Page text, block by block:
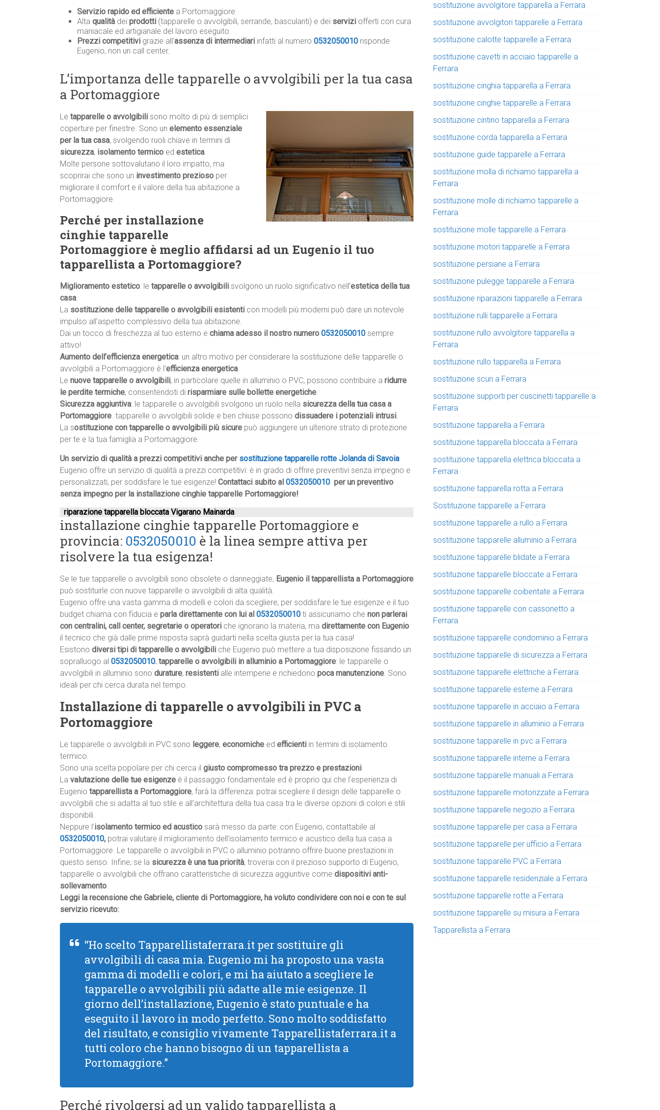
Servizio rapido ed efficiente a Portomaggiore.
Alta qualità dei prodotti (tapparelle o avvolgibili, serrande, basculanti) e dei servizi offerti con cura
maniacale ed artigianale del lavoro eseguito.
Prezzi competitivi grazie all’assenza di intermediari infatti al numero 0532050010 risponde
Eugenio, non un call center.
L’importanza delle tapparelle o avvolgibili per la tua casa
a Portomaggiore
Le tapparelle o avvolgibili sono molto di più di semplici
coperture per finestre. Sono un elemento essenziale
per la tua casa, svolgendo ruoli chiave in termini di
sicurezza, isolamento termico ed estetica.
Molte persone sottovalutano il loro impatto, ma
scoprirai che sono un investimento prezioso per
migliorare il comfort e il valore della tua abitazione a
Portomaggiore.
Perché per installazione
cinghie tapparelle
Portomaggiore è meglio affidarsi ad un Eugenio il tuo
tapparellista a Portomaggiore?
Miglioramento estetico: le tapparelle o avvolgibili svolgono un ruolo significativo nell’estetica della tua
casa.
La sostituzione delle tapparelle o avvolgibili esistenti con modelli più moderni può dare un notevole
impulso all’aspetto complessivo della tua abitazione.
Dai un tocco di freschezza al tuo esterno e chiama adesso il nostro numero 0532050010 sempre
attivo!
Aumento dell’efficienza energetica: un altro motivo per considerare la sostituzione delle tapparelle o
avvolgibili a Portomaggiore è l’efficienza energetica.
Le nuove tapparelle o avvolgibili, in particolare quelle in alluminio o PVC, possono contribuire a ridurre
le perdite termiche, consentendoti di risparmiare sulle bollette energetiche.
Sicurezza aggiuntiva: le tapparelle o avvolgibili svolgono un ruolo nella sicurezza della tua casa a
Portomaggiore. tapparelle o avvolgibili solide e ben chiuse possono dissuadere i potenziali intrusi.
La sostituzione con tapparelle o avvolgibili più sicure può aggiungere un ulteriore strato di protezione
per te e la tua famiglia a Portomaggiore.
Un servizio di qualità a prezzi competitivi anche per sostituzione tapparelle rotte Jolanda di Savoia
Eugenio offre un servizio di qualità a prezzi competitivi: è in grado di offrire preventivi senza impegno e
personalizzati, per soddisfare le tue esigenze! Contattaci subito al 0532050010 per un preventivo
senza impegno per la installazione cinghie tapparelle Portomaggiore!
riparazione tapparella bloccata Vigarano Mainarda
installazione cinghie tapparelle Portomaggiore e
provincia: 0532050010 è la linea sempre attiva per
risolvere la tua esigenza!
Se le tue tapparelle o avvolgibili sono obsolete o danneggiate, Eugenio il tapparellista a Portomaggiore
può sostituirle con nuove tapparelle o avvolgibili di alta qualità.
Eugenio offre una vasta gamma di modelli e colori da scegliere, per soddisfare le tue esigenze e il tuo
budget chiama con fiducia e parla direttamente con lui al 0532050010 ti assicuriamo che non parlerai
con centralini, call center, segretarie o operatori che ignorano la materia, ma direttamente con Eugenio
il tecnico che già dalle prime risposta saprà guidarti nella scelta giusta per la tua casa!
Esistono diversi tipi di tapparelle o avvolgibili che Eugenio può mettere a tua disposizione fissando un
sopralluogo al 0532050010. tapparelle o avvolgibili in alluminio a Portomaggiore: le tapparelle o
avvolgibili in alluminio sono durature, resistenti alle intemperie e richiedono poca manutenzione. Sono
ideali per chi cerca durata nel tempo.
Installazione di tapparelle o avvolgibili in PVC a
Portomaggiore
Le tapparelle o avvolgibili in PVC sono leggere, economiche ed efficienti in termini di isolamento
termico.
Sono una scelta popolare per chi cerca il giusto compromesso tra prezzo e prestazioni.
La valutazione delle tue esigenze è il passaggio fondamentale ed è proprio qui che l’esperienza di
Eugenio tapparellista a Portomaggiore, farà la differenza: potrai scegliere il design delle tapparelle o
avvolgibili che si adatta al tuo stile e all’architettura della tua casa tra le diverse opzioni di colori e stili
disponibili.
Neppure l’isolamento termico ed acustico sarà messo da parte: con Eugenio, contattabile al
0532050010, potrai valutare il miglioramento dell’isolamento termico e acustico della tua casa a
Portomaggiore. Le tapparelle o avvolgibili in PVC o alluminio potranno offrire buone prestazioni in
questo senso. Infine, se la sicurezza è una tua priorità, troverai con il prezioso supporto di Eugenio,
tapparelle o avvolgibili che offrano caratteristiche di sicurezza aggiuntive come dispositivi anti-
sollevamento.
Leggi la recensione che Gabriele, cliente di Portomaggiore, ha voluto condividere con noi e con te sul
servizio ricevuto:
“Ho scelto Tapparellistaferrara.it per sostituire gli
avvolgibili di casa mia. Eugenio mi ha proposto una vasta
gamma di modelli e colori, e mi ha aiutato a scegliere le
tapparelle o avvolgibili più adatte alle mie esigenze. Il
giorno dell’installazione, Eugenio è stato puntuale e ha
eseguito il lavoro in modo perfetto. Sono molto soddisfatto
del risultato, e consiglio vivamente Tapparellistaferrara.it a
tutti coloro che hanno bisogno di un tapparellista a
Portomaggiore.”
Perché rivolgersi ad un valido tapparellista a
sostituzione avvolgitore tapparella a Ferrara
sostituzione avvolgitori tapparelle a Ferrara
sostituzione calotte tapparelle a Ferrara
sostituzione cavetti in acciaio tapparelle a
Ferrara
sostituzione cinghia tapparella a Ferrara
sostituzione cinghie tapparelle a Ferrara
sostituzione cintino tapparella a Ferrara
sostituzione corda tapparella a Ferrara
sostituzione guide tapparelle a Ferrara
sostituzione molla di richiamo tapparella a
Ferrara
sostituzione molle di richiamo tapparelle a
Ferrara
sostituzione molle tapparelle a Ferrara
sostituzione motori tapparelle a Ferrara
sostituzione persiane a Ferrara
sostituzione pulegge tapparelle a Ferrara
sostituzione riparazioni tapparelle a Ferrara
sostituzione rulli tapparelle a Ferrara
sostituzione rullo avvolgitore tapparella a
Ferrara
sostituzione rullo tapparella a Ferrara
sostituzione scuri a Ferrara
sostituzione supporti per cuscinetti tapparelle a
Ferrara
sostituzione tapparella a Ferrara
sostituzione tapparella bloccata a Ferrara
sostituzione tapparella elettrica bloccata a
Ferrara
sostituzione tapparella rotta a Ferrara
Sostituzione tapparelle a Ferrara
sostituzione tapparelle a rullo a Ferrara
sostituzione tapparelle alluminio a Ferrara
sostituzione tapparelle blidate a Ferrara
sostituzione tapparelle bloccate a Ferrara
sostituzione tapparelle coibentate a Ferrara
sostituzione tapparelle con cassonetto a
Ferrara
sostituzione tapparelle condominio a Ferrara
sostituzione tapparelle di sicurezza a Ferrara
sostituzione tapparelle elettriche a Ferrara
sostituzione tapparelle esterne a Ferrara
sostituzione tapparelle in acciaio a Ferrara
sostituzione tapparelle in alluminio a Ferrara
sostituzione tapparelle in pvc a Ferrara
sostituzione tapparelle interne a Ferrara
sostituzione tapparelle manuali a Ferrara
sostituzione tapparelle motorizzate a Ferrara
sostituzione tapparelle negozio a Ferrara
sostituzione tapparelle per casa a Ferrara
sostituzione tapparelle per ufficio a Ferrara
sostituzione tapparelle PVC a Ferrara
sostituzione tapparelle residenziale a Ferrara
sostituzione tapparelle rotte a Ferrara
sostituzione tapparelle su misura a Ferrara
Tapparellista a Ferrara